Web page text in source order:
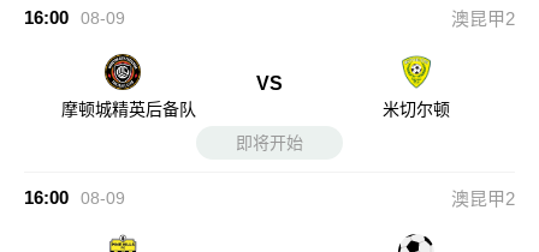
16:00 08-09 澳昆甲2
摩顿城精英后备队
VS
米切尔顿
即将开始
16:00 08-09 澳昆甲2